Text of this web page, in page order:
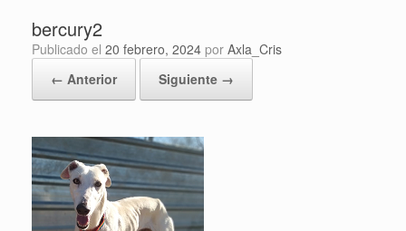
bercury2
Publicado el 20 febrero, 2024 por Axla_Cris
← Anterior
Siguiente →